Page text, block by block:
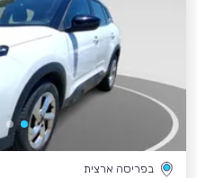
בפריסה ארצית